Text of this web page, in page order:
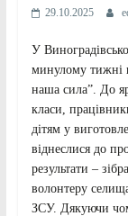
29.10.2025
У
минулому тижні
наша сила”. До
класи,
дітям у
віднеслися до
результати –
волонтеру
ЗСУ. Дякуючи